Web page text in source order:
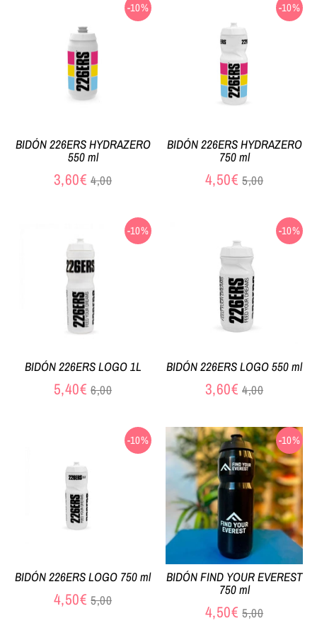
-10%
BIDÓN 226ERS HYDRAZERO
550 ml
3,60€ Precio
4,00
-10%
BIDÓN 226ERS HYDRAZERO
750 ml
4,50€ Precio
5,00
-10%
BIDÓN 226ERS LOGO 1L
5,40€ Precio
6,00
-10%
BIDÓN 226ERS LOGO 550 ml
3,60€ Precio
4,00
-10%
BIDÓN 226ERS LOGO 750 ml
4,50€ Precio
5,00
-10%
BIDÓN FIND YOUR EVEREST
750 ml
4,50€ Precio
5,00